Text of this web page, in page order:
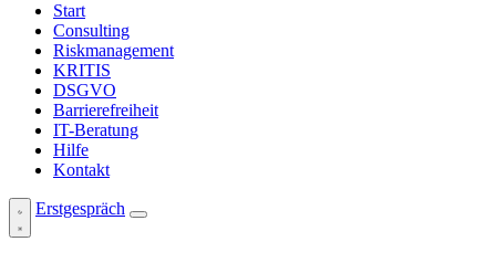
Start
Consulting
Riskmanagement
KRITIS
DSGVO
Barrierefreiheit
IT-Beratung
Hilfe
Kontakt
Erstgespräch